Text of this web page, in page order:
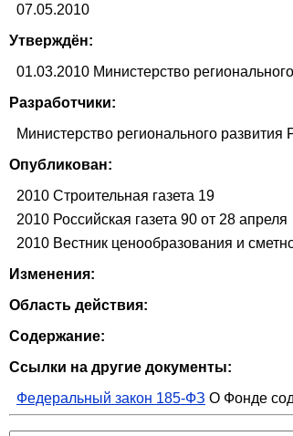
07.05.2010
Утверждён:
01.03.2010 Министерство
Разработчики:
Министерство регионального развития
Опубликован:
2010 Строительная газета 19
2010 Российская газета 90 от 28 апреля
2010 Вестник ценообразования и
Изменения:
Область действия:
Содержание:
Ссылки на другие документы:
Федеральный закон 185-ФЗ О Фонде